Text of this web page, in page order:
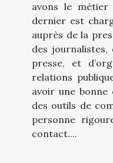
avons le métier
dernier est
auprès de la
des
presse, et
relations
avoir une bonne
des outils de
personne
contact....